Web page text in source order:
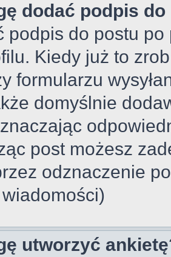
dodać podpis
podpis do postu
Kiedy już to
formularzu
domyślnie
post możesz
odznaczenie
utworzyć